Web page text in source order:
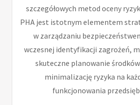
szczegółowych metod oceny
PHA jest istotnym elementem
w zarządzaniu
wczesnej identyfikacji zagrożeń,
skuteczne planowanie
minimalizację ryzyka na
funkcjonowania